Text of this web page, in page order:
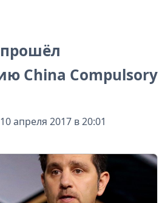
прошёл
China Compulsory
10 апреля 2017 в 20:01